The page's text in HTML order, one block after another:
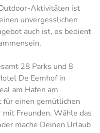
Aktivitäten ist
unvergesslichen
auch ist, es bedient
28 Parks und 8
De Eemhof in
am Hafen am
für einen gemütlichen
Freunden. Wähle das
mache Deinen Urlaub